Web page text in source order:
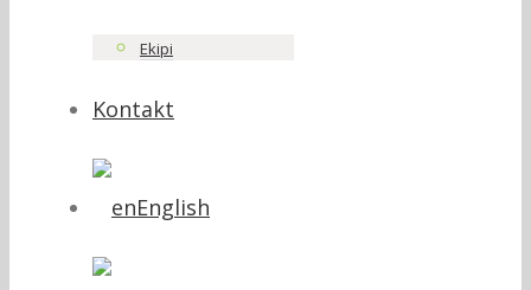
Ekipi
Kontakt
English